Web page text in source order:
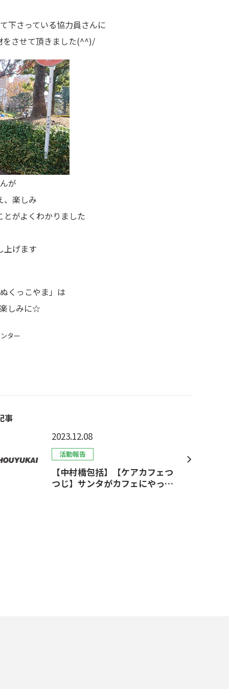
下さっている協力員さんに
をさせて頂きました(^^)/
が
、楽しみ
がよくわかりました
上げます
くっこやま」は
しみに☆
ター
事
2023.12.08
活動報告
【中村橋包括】【ケアカフェつ
つじ】サンタがカフェにやって